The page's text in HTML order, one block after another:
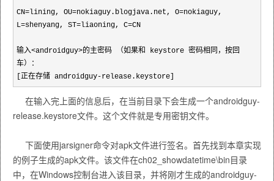
CN=lining, OU=nokiaguy.blogjava.net, O=nokiaguy,
L=shenyang, ST=liaoning, C=CN
输入<androidguy>的主密码 （如果和 keystore 密码相同，按回
车）：
[正在存储 androidguy-release.keystore]
在输入完上面的信息后，在当前目录下会生成一个androidguy-
release.keystore文件。这个文件就是专用密钥文件。
下面使用jarsigner命令对apk文件进行签名。首先找到本章实现
的例子生成的apk文件。该文件在ch02_showdatetime\bin目录
中，在Windows控制台进入该目录，并将刚才生成的androidguy-